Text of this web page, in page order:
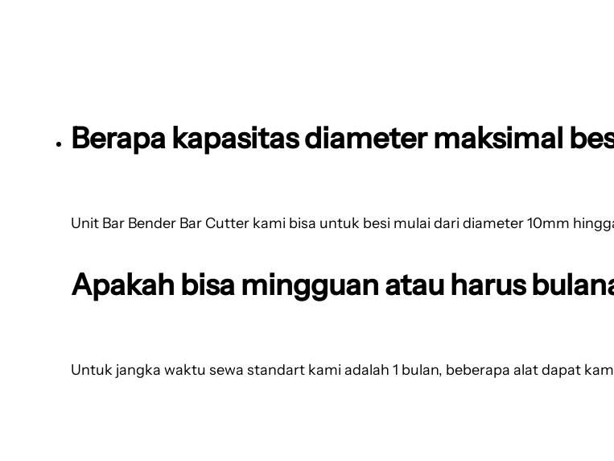
Berapa kapasitas diameter maksimal
Unit Bar Bender Bar Cutter kami bisa untuk besi mulai dari diameter 10mm
Apakah bisa mingguan atau harus
Untuk jangka waktu sewa standart kami adalah 1 bulan, beberapa alat dapat